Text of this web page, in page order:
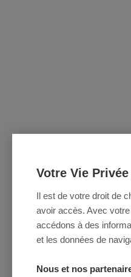
Votre Vie
Il est de votre droit de
avoir accès. Avec
accédons à des
et les données de
Nous et nos